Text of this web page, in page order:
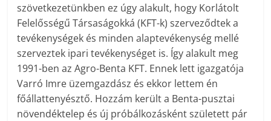
szövetkezetünkben ez úgy alakult, hogy Korlátolt
Felelősségű Társaságokká (KFT-k) szerveződtek a
tevékenységek és minden alaptevékenység mellé
szerveztek ipari tevékenységet is. Így alakult meg
1991-ben az Agro-Benta KFT. Ennek lett igazgatója
Varró Imre üzemgazdász és ekkor lettem én
főállattenyésztő. Hozzám került a Benta-pusztai
növendéktelep és új próbálkozásként született pár